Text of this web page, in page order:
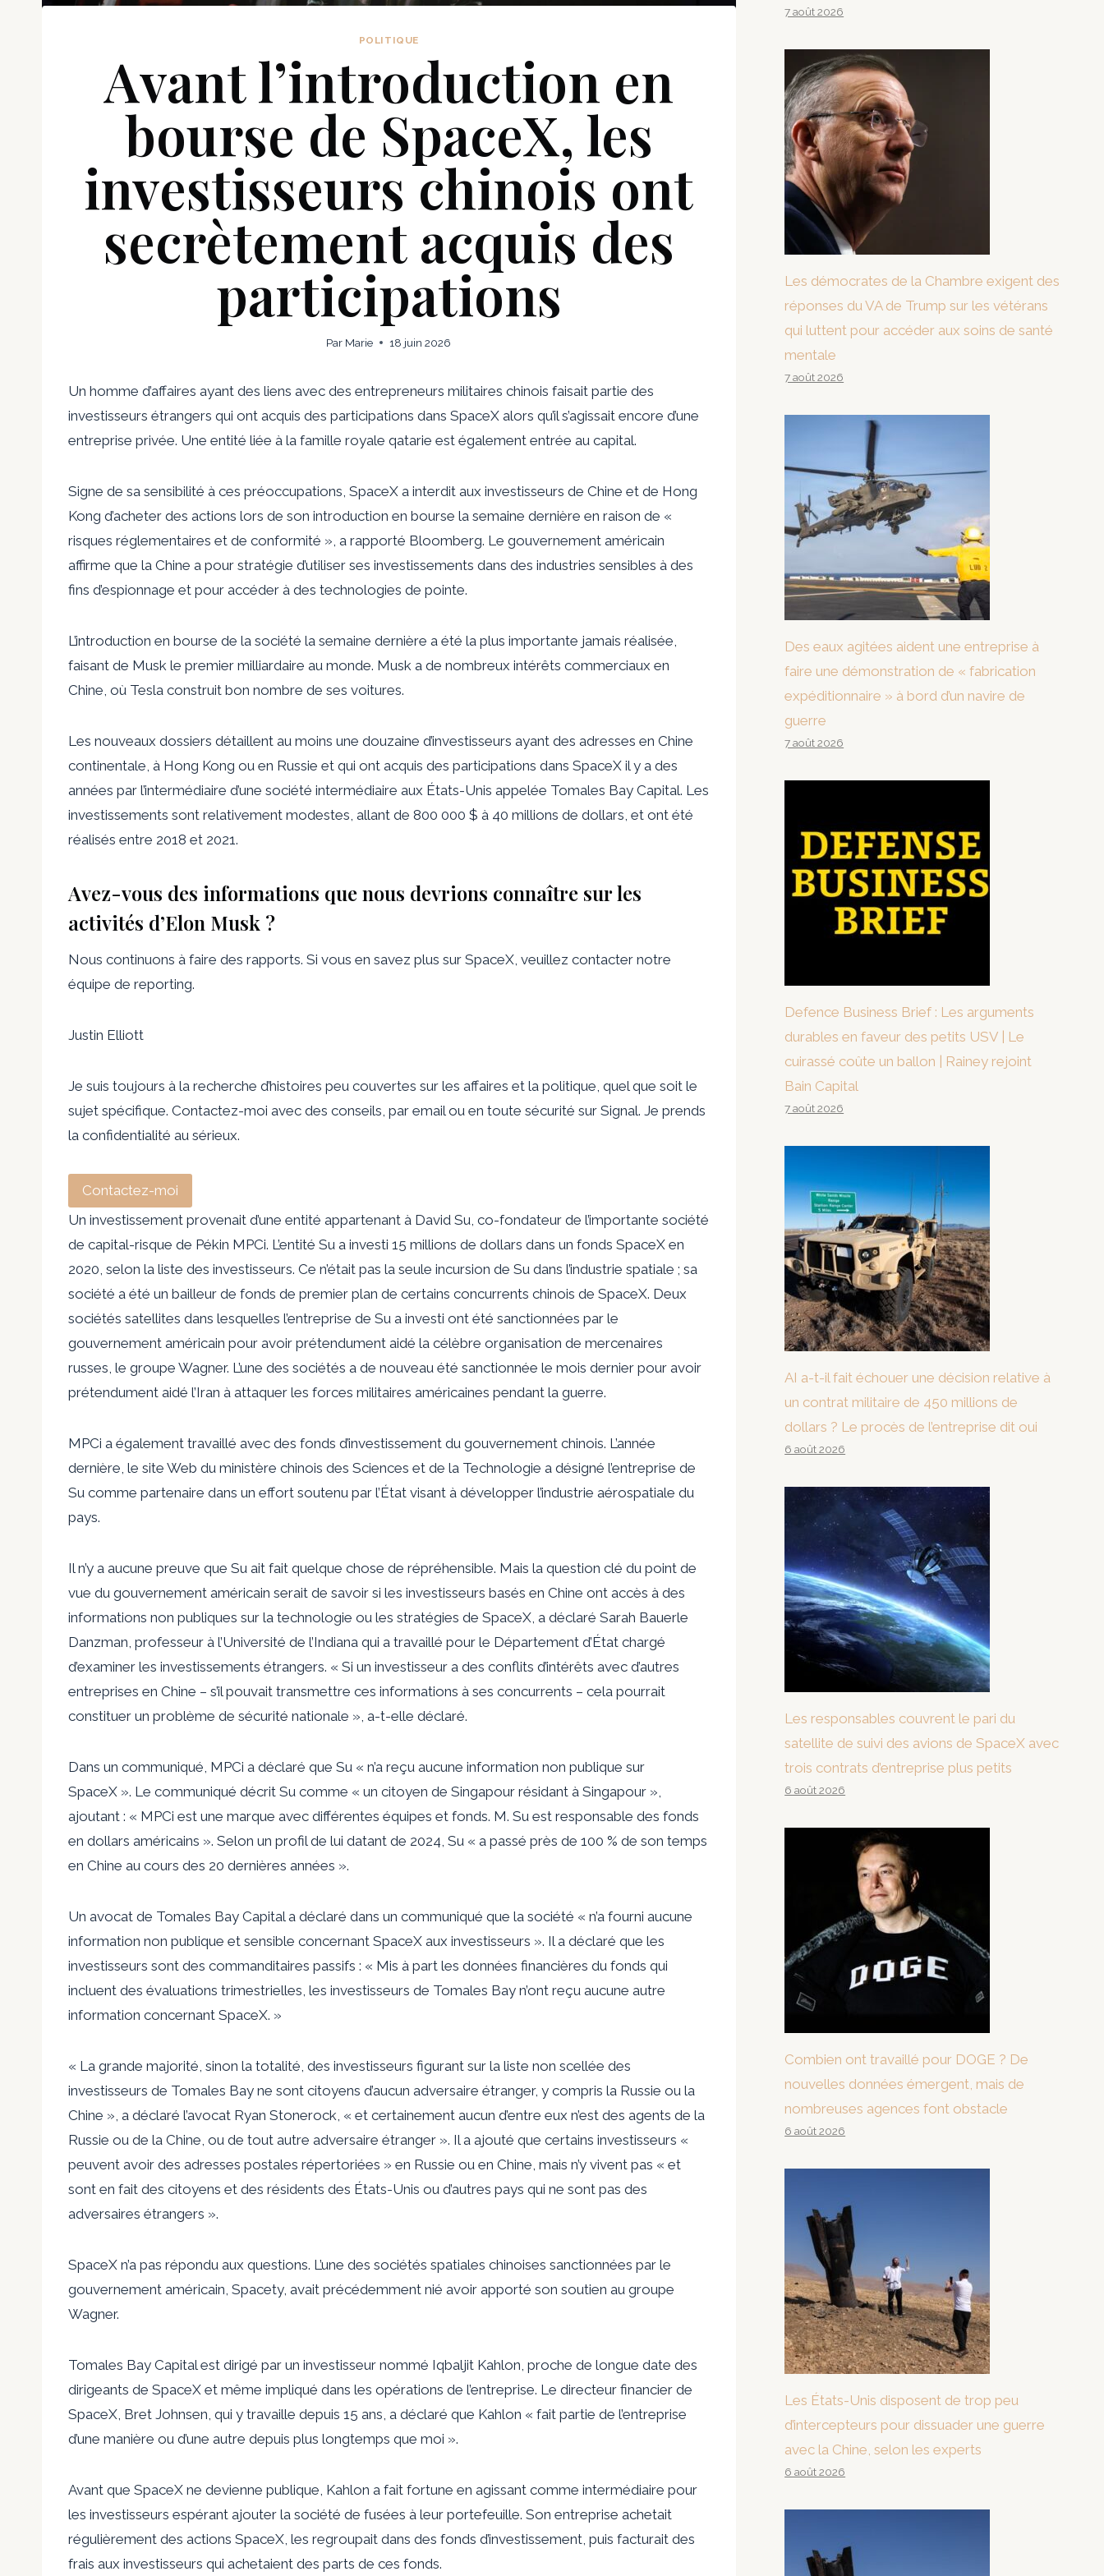
POLITIQUE
Avant l’introduction en
bourse de SpaceX, les
investisseurs chinois ont
secrètement acquis des
participations
Par Marie 18 juin 2026
Un homme d’affaires ayant des liens avec des entrepreneurs militaires chinois faisait partie des
investisseurs étrangers qui ont acquis des participations dans SpaceX alors qu’il s’agissait encore d’une
entreprise privée. Une entité liée à la famille royale qatarie est également entrée au capital.
Signe de sa sensibilité à ces préoccupations, SpaceX a interdit aux investisseurs de Chine et de Hong
Kong d’acheter des actions lors de son introduction en bourse la semaine dernière en raison de «
risques réglementaires et de conformité », a rapporté Bloomberg. Le gouvernement américain
affirme que la Chine a pour stratégie d’utiliser ses investissements dans des industries sensibles à des
fins d’espionnage et pour accéder à des technologies de pointe.
L’introduction en bourse de la société la semaine dernière a été la plus importante jamais réalisée,
faisant de Musk le premier milliardaire au monde. Musk a de nombreux intérêts commerciaux en
Chine, où Tesla construit bon nombre de ses voitures.
Les nouveaux dossiers détaillent au moins une douzaine d’investisseurs ayant des adresses en Chine
continentale, à Hong Kong ou en Russie et qui ont acquis des participations dans SpaceX il y a des
années par l’intermédiaire d’une société intermédiaire aux États-Unis appelée Tomales Bay Capital. Les
investissements sont relativement modestes, allant de 800 000 $ à 40 millions de dollars, et ont été
réalisés entre 2018 et 2021.
Avez-vous des informations que nous devrions connaître sur les
activités d’Elon Musk ?
Nous continuons à faire des rapports. Si vous en savez plus sur SpaceX, veuillez contacter notre
équipe de reporting.
Justin Elliott
Je suis toujours à la recherche d’histoires peu couvertes sur les affaires et la politique, quel que soit le
sujet spécifique. Contactez-moi avec des conseils, par email ou en toute sécurité sur Signal. Je prends
la confidentialité au sérieux.
Contactez-moi
Un investissement provenait d’une entité appartenant à David Su, co-fondateur de l’importante société
de capital-risque de Pékin MPCi. L’entité Su a investi 15 millions de dollars dans un fonds SpaceX en
2020, selon la liste des investisseurs. Ce n’était pas la seule incursion de Su dans l’industrie spatiale ; sa
société a été un bailleur de fonds de premier plan de certains concurrents chinois de SpaceX. Deux
sociétés satellites dans lesquelles l’entreprise de Su a investi ont été sanctionnées par le
gouvernement américain pour avoir prétendument aidé la célèbre organisation de mercenaires
russes, le groupe Wagner. L’une des sociétés a de nouveau été sanctionnée le mois dernier pour avoir
prétendument aidé l’Iran à attaquer les forces militaires américaines pendant la guerre.
MPCi a également travaillé avec des fonds d’investissement du gouvernement chinois. L’année
dernière, le site Web du ministère chinois des Sciences et de la Technologie a désigné l’entreprise de
Su comme partenaire dans un effort soutenu par l’État visant à développer l’industrie aérospatiale du
pays.
Il n’y a aucune preuve que Su ait fait quelque chose de répréhensible. Mais la question clé du point de
vue du gouvernement américain serait de savoir si les investisseurs basés en Chine ont accès à des
informations non publiques sur la technologie ou les stratégies de SpaceX, a déclaré Sarah Bauerle
Danzman, professeur à l’Université de l’Indiana qui a travaillé pour le Département d’État chargé
d’examiner les investissements étrangers. « Si un investisseur a des conflits d’intérêts avec d’autres
entreprises en Chine – s’il pouvait transmettre ces informations à ses concurrents – cela pourrait
constituer un problème de sécurité nationale », a-t-elle déclaré.
Dans un communiqué, MPCi a déclaré que Su « n’a reçu aucune information non publique sur
SpaceX ». Le communiqué décrit Su comme « un citoyen de Singapour résidant à Singapour »,
ajoutant : « MPCi est une marque avec différentes équipes et fonds. M. Su est responsable des fonds
en dollars américains ». Selon un profil de lui datant de 2024, Su « a passé près de 100 % de son temps
en Chine au cours des 20 dernières années ».
Un avocat de Tomales Bay Capital a déclaré dans un communiqué que la société « n’a fourni aucune
information non publique et sensible concernant SpaceX aux investisseurs ». Il a déclaré que les
investisseurs sont des commanditaires passifs : « Mis à part les données financières du fonds qui
incluent des évaluations trimestrielles, les investisseurs de Tomales Bay n’ont reçu aucune autre
information concernant SpaceX. »
« La grande majorité, sinon la totalité, des investisseurs figurant sur la liste non scellée des
investisseurs de Tomales Bay ne sont citoyens d’aucun adversaire étranger, y compris la Russie ou la
Chine », a déclaré l’avocat Ryan Stonerock, « ​​et certainement aucun d’entre eux n’est des agents de la
Russie ou de la Chine, ou de tout autre adversaire étranger ». Il a ajouté que certains investisseurs «
peuvent avoir des adresses postales répertoriées » en Russie ou en Chine, mais n’y vivent pas « et
sont en fait des citoyens et des résidents des États-Unis ou d’autres pays qui ne sont pas des
adversaires étrangers ».
SpaceX n’a ​​pas répondu aux questions. L’une des sociétés spatiales chinoises sanctionnées par le
gouvernement américain, Spacety, avait précédemment nié avoir apporté son soutien au groupe
Wagner.
Tomales Bay Capital est dirigé par un investisseur nommé Iqbaljit Kahlon, proche de longue date des
dirigeants de SpaceX et même impliqué dans les opérations de l’entreprise. Le directeur financier de
SpaceX, Bret Johnsen, qui y travaille depuis 15 ans, a déclaré que Kahlon « fait partie de l’entreprise
d’une manière ou d’une autre depuis plus longtemps que moi ».
Avant que SpaceX ne devienne publique, Kahlon a fait fortune en agissant comme intermédiaire pour
les investisseurs espérant ajouter la société de fusées à leur portefeuille. Son entreprise achetait
régulièrement des actions SpaceX, les regroupait dans des fonds d’investissement, puis facturait des
frais aux investisseurs qui achetaient des parts de ces fonds.
7 août 2026
Les démocrates de la Chambre exigent des
réponses du VA de Trump sur les vétérans
qui luttent pour accéder aux soins de santé
mentale
7 août 2026
Des eaux agitées aident une entreprise à
faire une démonstration de « fabrication
expéditionnaire » à bord d’un navire de
guerre
7 août 2026
Defence Business Brief : Les arguments
durables en faveur des petits USV | Le
cuirassé coûte un ballon | Rainey rejoint
Bain Capital
7 août 2026
AI a-t-il fait échouer une décision relative à
un contrat militaire de 450 millions de
dollars ? Le procès de l’entreprise dit oui
6 août 2026
Les responsables couvrent le pari du
satellite de suivi des avions de SpaceX avec
trois contrats d’entreprise plus petits
6 août 2026
Combien ont travaillé pour DOGE ? De
nouvelles données émergent, mais de
nombreuses agences font obstacle
6 août 2026
Les États-Unis disposent de trop peu
d’intercepteurs pour dissuader une guerre
avec la Chine, selon les experts
6 août 2026